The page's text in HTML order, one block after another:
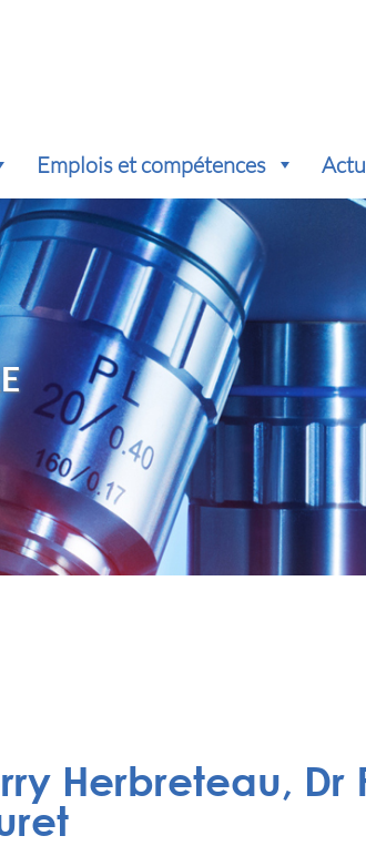
Emplois et compétences
Herbreteau, Dr